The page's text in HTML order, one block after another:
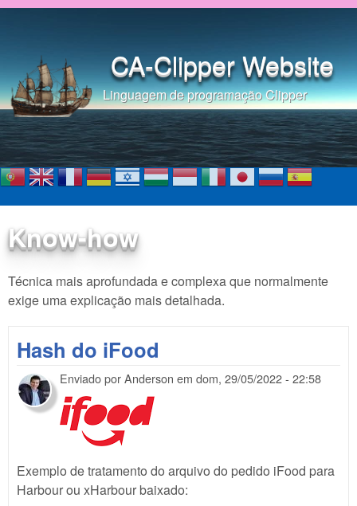
Pular para o conteúdo
CA-Clipper Website
Linguagem de programação Clipper
Know-how
Técnica mais aprofundada e complexa que normalmente
exige uma explicação mais detalhada.
Hash do iFood
Enviado porAnderson em dom, 29/05/2022 - 22:58
Exemplo de tratamento do arquivo do pedido iFood para
Harbour ou xHarbour baixado: